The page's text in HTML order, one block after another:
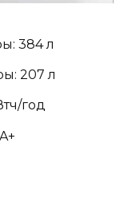
384 л
207 л
год